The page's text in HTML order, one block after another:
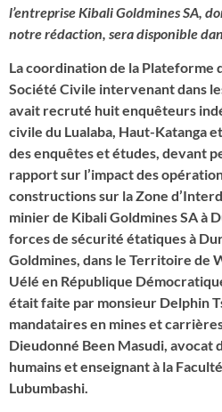
l’entreprise Kibali Goldmines SA,
notre rédaction, sera disponible
La coordination de la Plateforme
Société Civile intervenant dans
avait recruté huit enquêteurs
civile du Lualaba, Haut-Katanga
des enquêtes et études, devant
rapport sur l’impact des
constructions sur la Zone
minier de Kibali Goldmines SA à
forces de sécurité étatiques à
Goldmines, dans le Territoire de
Uélé en République
était faite par monsieur Delphin
mandataires en mines et
Dieudonné Been Masudi, avocat
humains et enseignant à la
Lubumbashi.